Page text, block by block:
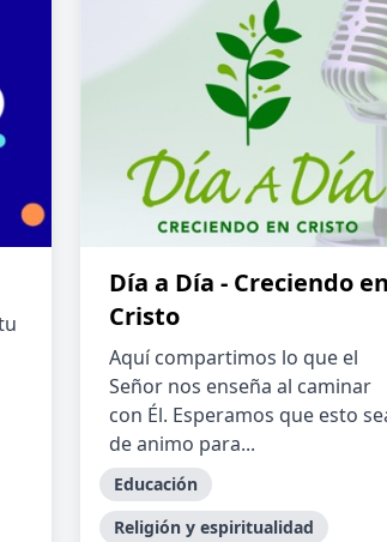
Día a Día - Creciendo en
Cristo
Aquí compartimos lo que el
Señor nos enseña al caminar
con Él. Esperamos que esto
de animo para...
Educación
Religión y espiritualidad